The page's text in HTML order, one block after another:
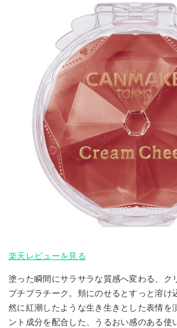
楽天レビューを見る
塗った瞬間にサラサラな質感へ変わる、ク
プチプラチーク。頬にのせるとすっと溶け
然に紅潮したような生き生きとした表情を
ント成分を配合した、うるおい感のある使